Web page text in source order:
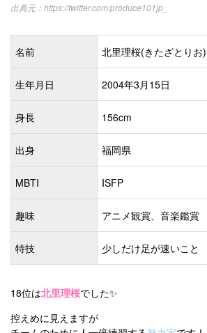
https://twitter.com/produce101jp_
名前 北里理桜(きたざとりお)
生年月日 2004年3月15日
身長 156cm
出身 福岡県
MBTI ISFP
趣味 アニメ観賞、音楽鑑賞
特技 少しだけ足が速いこと
18位は北里理桜でした✨
控えめに見えますが